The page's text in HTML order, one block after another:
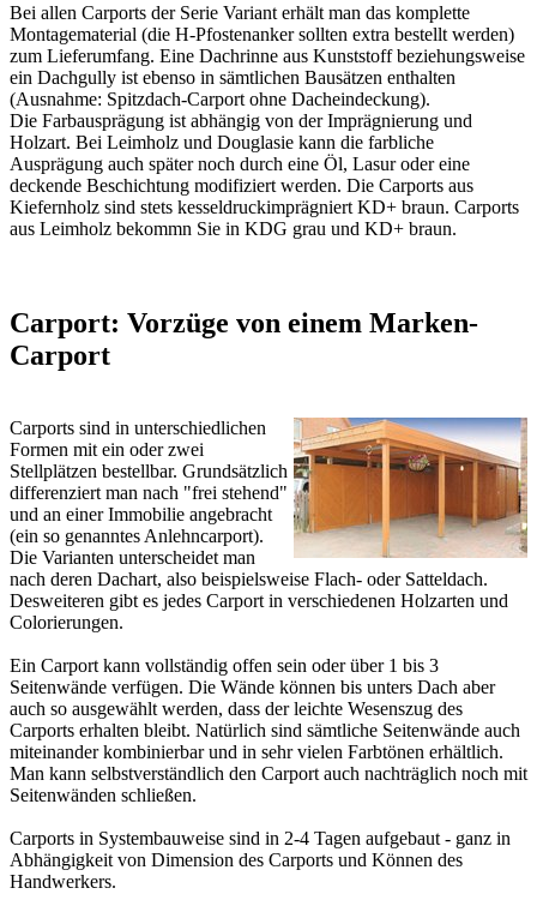
Bei allen Carports der Serie Variant erhält man das komplette
Montagematerial (die H-Pfostenanker sollten extra bestellt werden)
zum Lieferumfang. Eine Dachrinne aus Kunststoff beziehungsweise
ein Dachgully ist ebenso in sämtlichen Bausätzen enthalten
(Ausnahme: Spitzdach-Carport ohne Dacheindeckung).
Die Farbausprägung ist abhängig von der Imprägnierung und
Holzart. Bei Leimholz und Douglasie kann die farbliche
Ausprägung auch später noch durch eine Öl, Lasur oder eine
deckende Beschichtung modifiziert werden. Die Carports aus
Kiefernholz sind stets kesseldruckimprägniert KD+ braun. Carports
aus Leimholz bekommn Sie in KDG grau und KD+ braun.
Carport: Vorzüge von einem Marken-
Carport
Carports sind in unterschiedlichen
Formen mit ein oder zwei
Stellplätzen bestellbar. Grundsätzlich
differenziert man nach "frei stehend"
und an einer Immobilie angebracht
(ein so genanntes Anlehncarport).
Die Varianten unterscheidet man
nach deren Dachart, also beispielsweise Flach- oder Satteldach.
Desweiteren gibt es jedes Carport in verschiedenen Holzarten und
Colorierungen.
Ein Carport kann vollständig offen sein oder über 1 bis 3
Seitenwände verfügen. Die Wände können bis unters Dach aber
auch so ausgewählt werden, dass der leichte Wesenszug des
Carports erhalten bleibt. Natürlich sind sämtliche Seitenwände auch
miteinander kombinierbar und in sehr vielen Farbtönen erhältlich.
Man kann selbstverständlich den Carport auch nachträglich noch mit
Seitenwänden schließen.
Carports in Systembauweise sind in 2-4 Tagen aufgebaut - ganz in
Abhängigkeit von Dimension des Carports und Können des
Handwerkers.